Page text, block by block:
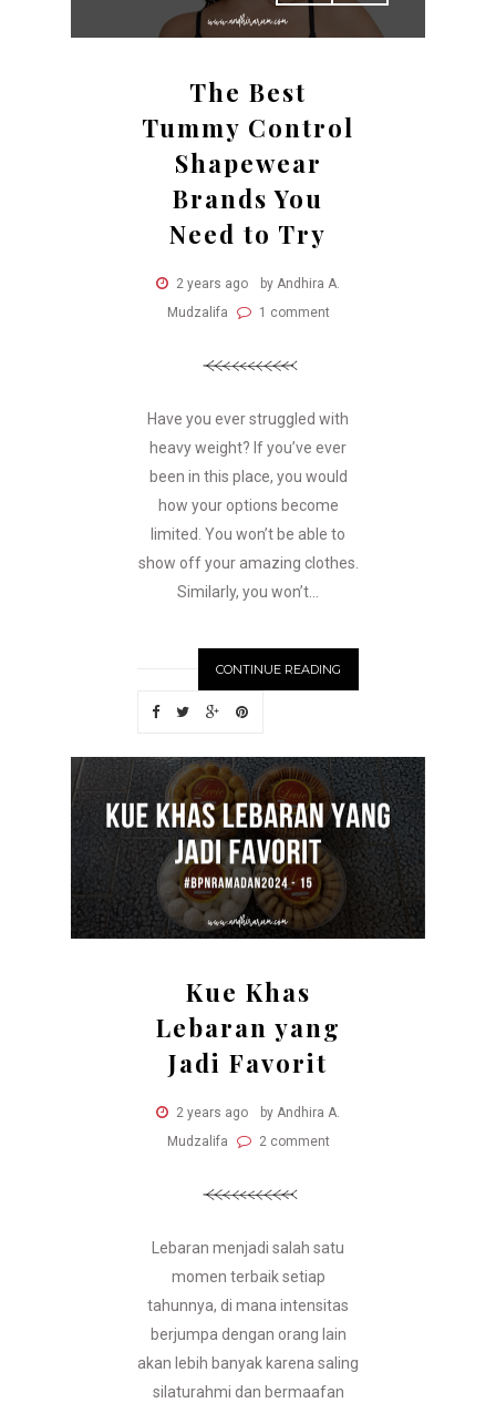
The Best
Tummy Control
Shapewear
Brands You
Need to Try
2 years ago
by Andhira A.
Mudzalifa
1 comment
Have you ever struggled with
heavy weight? If you’ve ever
been in this place, you would
how your options become
limited. You won’t be able to
show off your amazing clothes.
Similarly, you won’t...
CONTINUE READING
Kue Khas
Lebaran yang
Jadi Favorit
2 years ago
by Andhira A.
Mudzalifa
2 comment
Lebaran menjadi salah satu
momen terbaik setiap
tahunnya, di mana intensitas
berjumpa dengan orang lain
akan lebih banyak karena saling
silaturahmi dan bermaafan